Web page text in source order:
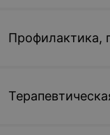
Профилактика,